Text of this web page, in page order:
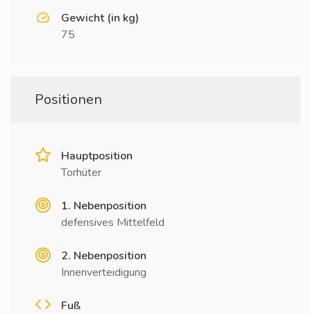
Gewicht (in kg)
75
Positionen
Hauptposition
Torhüter
1. Nebenposition
defensives Mittelfeld
2. Nebenposition
Innenverteidigung
Fuß